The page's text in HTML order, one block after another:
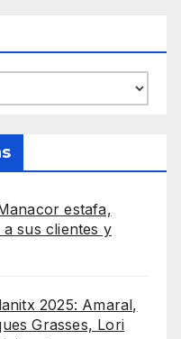
estafa,
sus clientes y
2025: Amaral,
Grasses, Lori